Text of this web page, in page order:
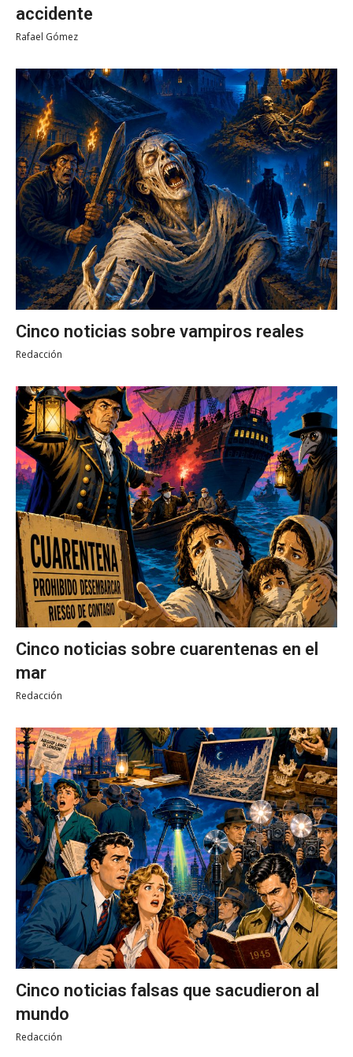
accidente
Rafael Gómez
Cinco noticias sobre vampiros reales
Redacción
Cinco noticias sobre cuarentenas en el
mar
Redacción
Cinco noticias falsas que sacudieron al
mundo
Redacción